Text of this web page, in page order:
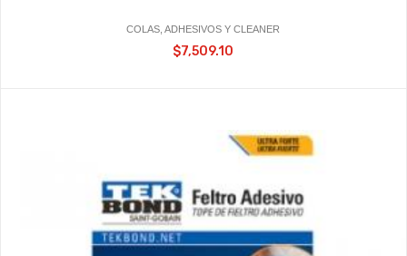
COLAS, ADHESIVOS Y CLEANER
$7,509.10